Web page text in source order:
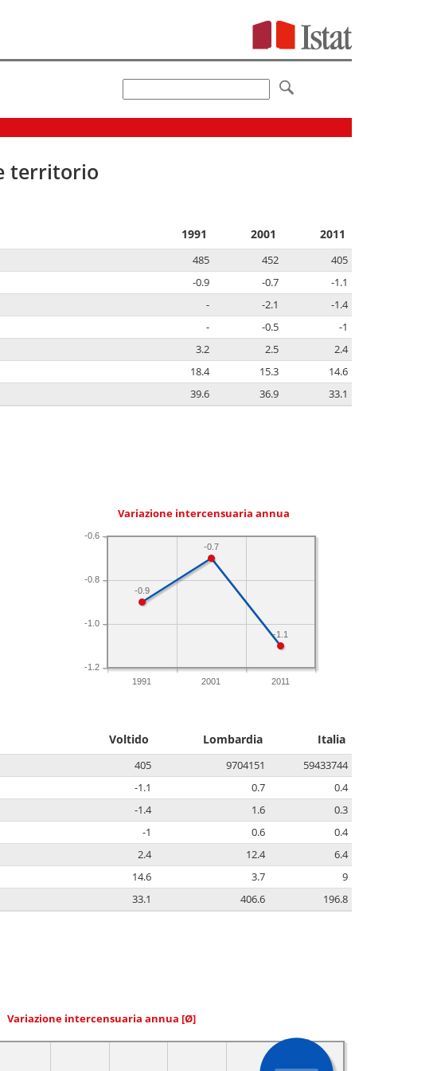
territorio
1991 2001 2011
485 452
405
-0.9 -0.7
-1.1
- -2.1
-1.4
- -0.5
-1
3.2 2.5
2.4
18.4 15.3
14.6
39.6 36.9 33.1
Variazione intercensuaria annua
1991 2001 2011
-1.2
-1.0
-0.8
-0.6
-1.1
-0.7
-0.9
Voltido Lombardia Italia
405 9704151
59433744
-1.1 0.7
0.4
-1.4 1.6
0.3
-1 0.6
0.4
2.4 12.4
6.4
14.6 3.7
9
33.1 406.6 196.8
Variazione intercensuaria annua [Ø]